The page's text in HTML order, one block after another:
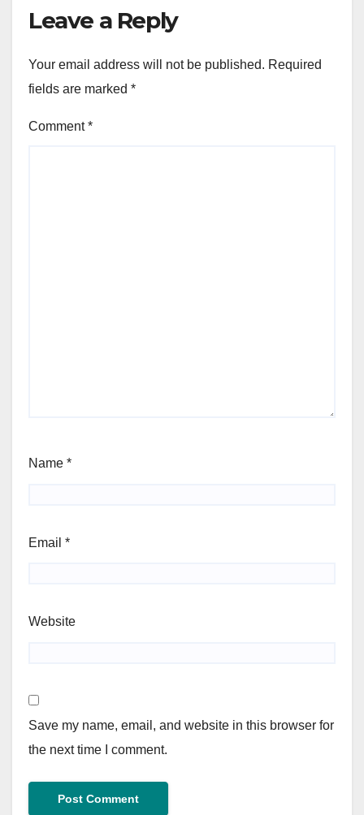
Leave a Reply
Your email address will not be published. Required
fields are marked *
Comment*
Name *
Email *
Website
Save my name, email, and website in this browser for
the next time I comment.